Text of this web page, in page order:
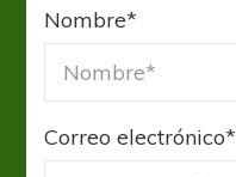
Nombre*
Correo electrónico*